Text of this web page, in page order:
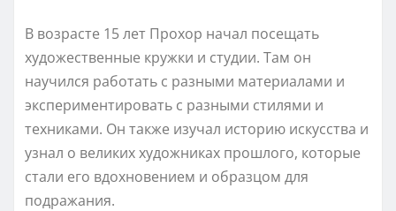
В возрасте 15 лет Прохор начал посещать
художественные кружки и студии. Там он
научился работать с разными материалами и
экспериментировать с разными стилями и
техниками. Он также изучал историю искусства и
узнал о великих художниках прошлого, которые
стали его вдохновением и образцом для
подражания.